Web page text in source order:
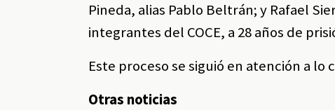
Pineda, alias Pablo Beltrán; y Rafael
integrantes del COCE, a 28 años de
Este proceso se siguió en atención a
Otras noticias